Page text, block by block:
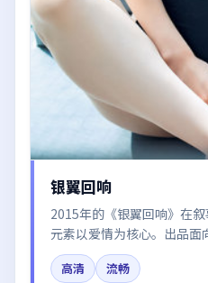
银翼回响
2015年的《银翼回响》在
元素以爱情为核心。出品
易烊千玺、黄渤所饰角色推
讨论。
高清
流畅